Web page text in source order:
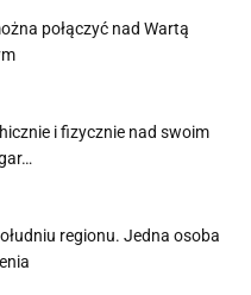
połączyć nad Wartą
i fizycznie nad swoim
regionu. Jedna osoba